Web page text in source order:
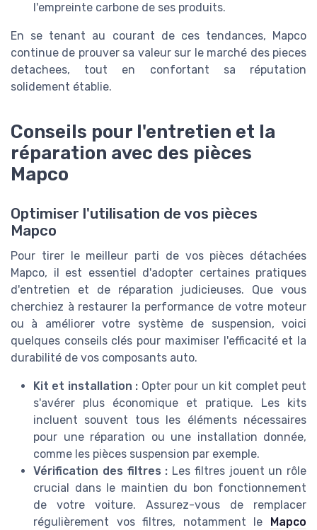
l'empreinte carbone de ses produits.
En se tenant au courant de ces tendances, Mapco
continue de prouver sa valeur sur le marché des pieces
detachees, tout en confortant sa réputation
solidement établie.
Conseils pour l'entretien et la
réparation avec des pièces
Mapco
Optimiser l'utilisation de vos pièces
Mapco
Pour tirer le meilleur parti de vos pièces détachées
Mapco, il est essentiel d'adopter certaines pratiques
d'entretien et de réparation judicieuses. Que vous
cherchiez à restaurer la performance de votre moteur
ou à améliorer votre système de suspension, voici
quelques conseils clés pour maximiser l'efficacité et la
durabilité de vos composants auto.
Kit et installation : Opter pour un kit complet peut
s'avérer plus économique et pratique. Les kits
incluent souvent tous les éléments nécessaires
pour une réparation ou une installation donnée,
comme les pièces suspension par exemple.
Vérification des filtres : Les filtres jouent un rôle
crucial dans le maintien du bon fonctionnement
de votre voiture. Assurez-vous de remplacer
régulièrement vos filtres, notamment le
Mapco